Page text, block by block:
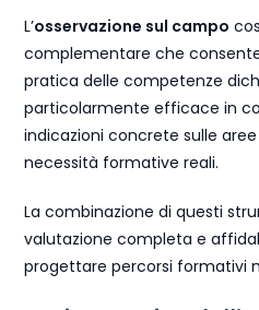
L’osservazione sul campo
complementare che
pratica delle competenze
particolarmente efficace in
indicazioni concrete sulle
necessità formative reali.
La combinazione di questi
valutazione completa e
progettare percorsi formativi